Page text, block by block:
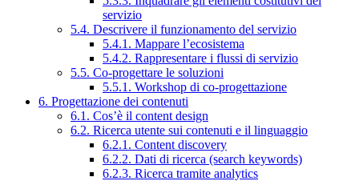
servizio
5.4. Descrivere il funzionamento del servizio
5.4.1. Mappare l’ecosistema
5.4.2. Rappresentare i flussi di servizio
5.5. Co-progettare le soluzioni
5.5.1. Workshop di co-progettazione
6. Progettazione dei contenuti
6.1. Cos’è il content design
6.2. Ricerca utente sui contenuti e il linguaggio
6.2.1. Content discovery
6.2.2. Dati di ricerca (search keywords)
6.2.3. Ricerca tramite analytics